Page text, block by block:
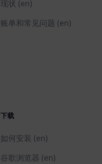
现状 (en)
账单和常见问题 (en)
下载
如何安装 (en)
谷歌浏览器 (en)